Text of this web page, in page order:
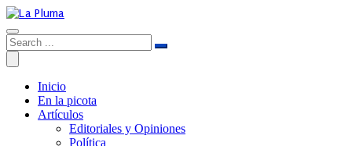
Inicio
En la picota
Artículos
Editoriales y Opiniones
Política